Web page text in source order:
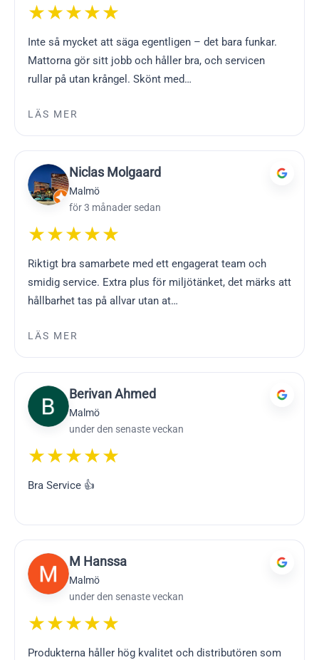
★★★★★
Inte så mycket att säga egentligen – det bara funkar.
Mattorna gör sitt jobb och håller bra, och servicen
rullar på utan krångel. Skönt med…
LÄS MER
Niclas Molgaard
Malmö
för 3 månader sedan
★★★★★
Riktigt bra samarbete med ett engagerat team och
smidig service. Extra plus för miljötänket, det märks att
hållbarhet tas på allvar utan at…
LÄS MER
Berivan Ahmed
Malmö
under den senaste veckan
★★★★★
Bra Service 👍
M Hanssa
Malmö
under den senaste veckan
★★★★★
Produkterna håller hög kvalitet och distributören som